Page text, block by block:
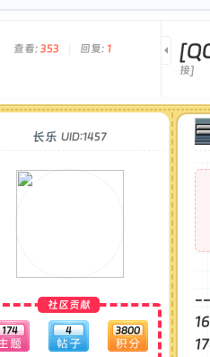
查看: 353 回复: 1
接]
长乐 UID:1457
社区贡献
174 4 3800